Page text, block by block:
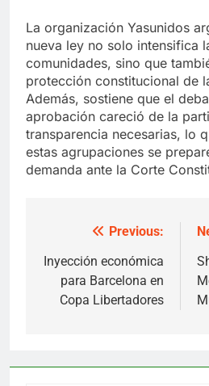
La organización Yasunidos
nueva ley no solo intensifica
comunidades, sino que
protección constitucional de
Además, sostiene que el
aprobación careció de la
transparencia necesarias, lo
estas agrupaciones se
demanda ante la Corte
navigation
Previous:
Inyección económica
para Barcelona en
Copa Libertadores